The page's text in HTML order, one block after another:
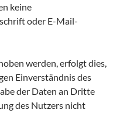
keine
oder E-Mail-
werden, erfolgt dies,
Einverständnis des
der Daten an Dritte
des Nutzers nicht